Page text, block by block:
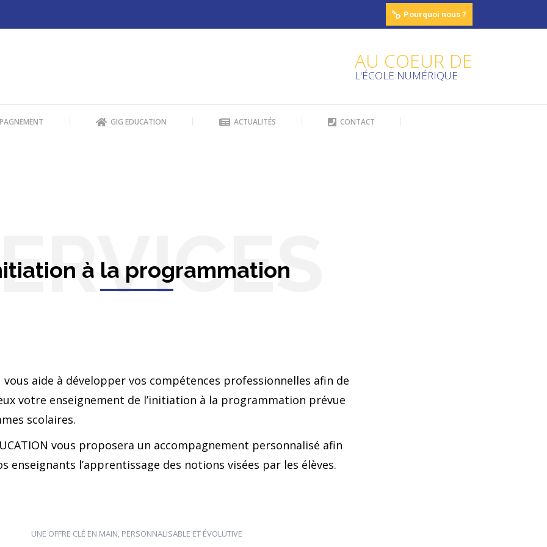
Pourquoi nous ?
AU COEUR DE
L'ÉCOLE NUMÉRIQUE
GIG EDUCATION ACTUALITÉS CONTACT
à la programmation
vous aide à développer vos compétences professionnelles afin de
votre enseignement de l’initiation à la programmation prévue
scolaires.
vous proposera un accompagnement personnalisé afin
enseignants l’apprentissage des notions visées par les élèves.
UNE OFFRE CLÉ EN MAIN, PERSONNALISABLE ET ÉVOLUTIVE
Search:Recherche